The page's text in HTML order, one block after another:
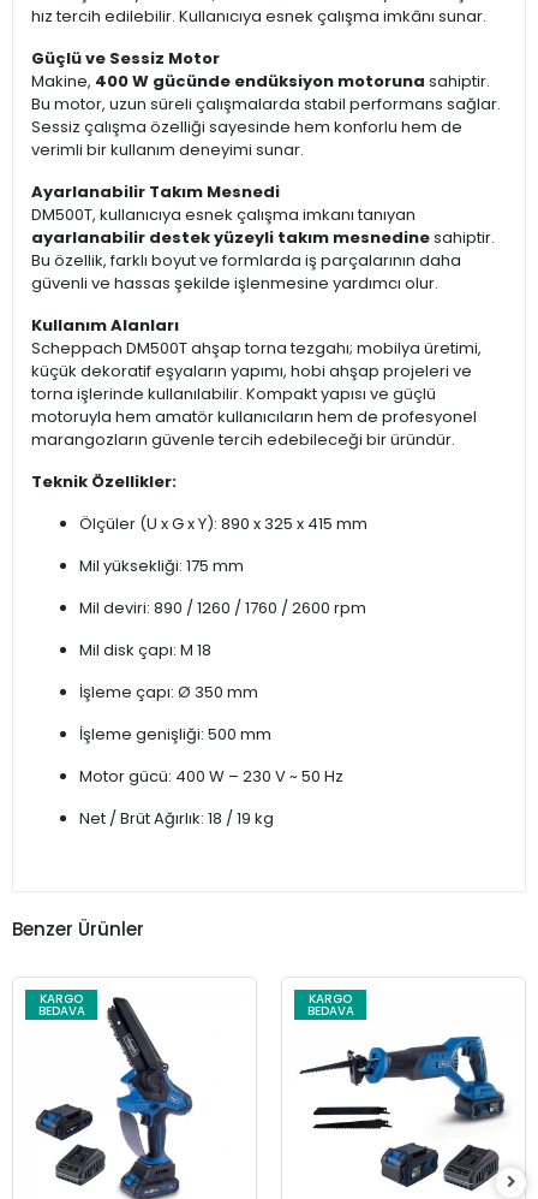
hız tercih edilebilir. Kullanıcıya esnek çalışma imkânı sunar.
Güçlü ve Sessiz Motor
Makine, 400 W gücünde endüksiyon motoruna sahiptir.
Bu motor, uzun süreli çalışmalarda stabil performans sağlar.
Sessiz çalışma özelliği sayesinde hem konforlu hem de
verimli bir kullanım deneyimi sunar.
Ayarlanabilir Takım Mesnedi
DM500T, kullanıcıya esnek çalışma imkanı tanıyan
ayarlanabilir destek yüzeyli takım mesnedinesahiptir.
Bu özellik, farklı boyut ve formlarda iş parçalarının daha
güvenli ve hassas şekilde işlenmesine yardımcı olur.
Kullanım Alanları
Scheppach DM500T ahşap torna tezgahı; mobilya üretimi,
küçük dekoratif eşyaların yapımı, hobi ahşap projeleri ve
torna işlerinde kullanılabilir. Kompakt yapısı ve güçlü
motoruyla hem amatör kullanıcıların hem de profesyonel
marangozların güvenle tercih edebileceği bir üründür.
Teknik Özellikler:
Ölçüler (U x G x Y): 890 x 325 x 415 mm
Mil yüksekliği: 175 mm
Mil deviri: 890 / 1260 / 1760 / 2600 rpm
Mil disk çapı: M 18
İşleme çapı: Ø 350 mm
İşleme genişliği: 500 mm
Motor gücü: 400 W – 230 V ~ 50 Hz
Net / Brüt Ağırlık: 18 / 19 kg
Benzer Ürünler
KARGO
BEDAVA
KARGO
BEDAVA